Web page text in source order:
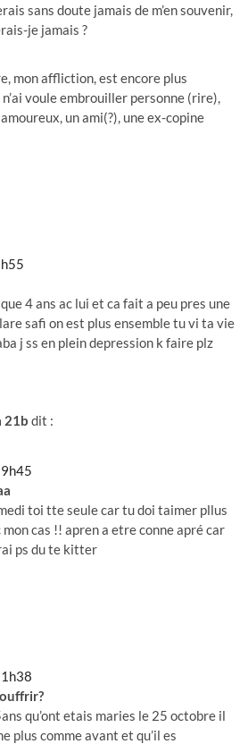
sans doute jamais de m’en souvenir,
je jamais ?
mon affliction, est encore plus
voule embrouiller personne (rire),
un ami(?), une ex-copine
4 ans ac lui et ca fait a peu pres une
safi on est plus ensemble tu vi ta vie
j ss en plein depression k faire plz
21b dit :
toi tte seule car tu doi taimer pllus
mon cas !! apren a etre conne apré car
ps du te kitter
qu’ont etais maries le 25 octobre il
plus comme avant et qu’il es